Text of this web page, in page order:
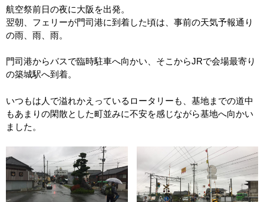
航空祭前日の夜に大阪を出発。
翌朝、フェリーが門司港に到着した頃は、事前の天気予報通り
の雨、雨、雨。
門司港からバスで臨時駐車へ向かい、そこからJRで会場最寄り
の築城駅へ到着。
いつもは人で溢れかえっているロータリーも、基地までの道中
もあまりの閑散とした町並みに不安を感じながら基地へ向かい
ました。